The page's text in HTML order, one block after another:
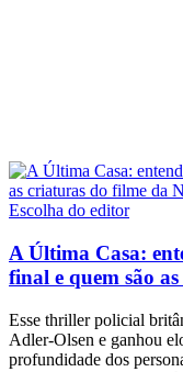
Escolha do editor
A Última Casa:
final e quem são
Esse thriller policial
Adler-Olsen e ganhou
profundidade dos